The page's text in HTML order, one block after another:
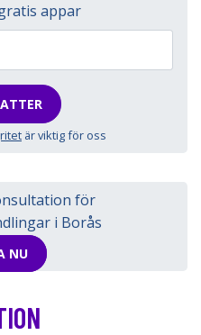
appar
är viktig för oss
för
i Borås
NU